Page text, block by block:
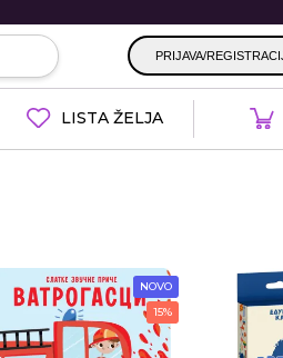
PRIJAVA/
LISTA ŽELJA
NOVO
15%